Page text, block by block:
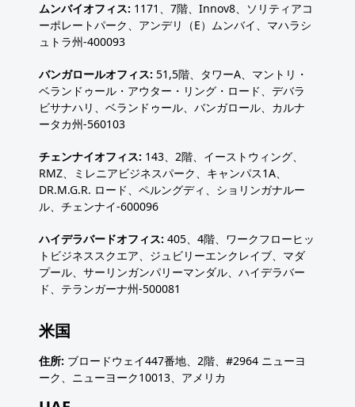
ムンバイオフィス: 1171、7階、Innov8、ソリティアコ
ーポレートパーク、アンデリ（E）ムンバイ、マハラシ
ュトラ州-400093
バンガロールオフィス: 51,5階、タワーA、マントリ・
ベランドゥール・アウター・リング・ロード、デバラ
ビサナハリ、ベランドゥール、バンガロール、カルナ
ータカ州-560103
チェンナイオフィス: 143、2階、イーストウィング、
RMZ、ミレニアビジネスパーク、キャンパス1A、
DR.M.G.R. ロード、ペルングディ、ショリンガナルー
ル、チェンナイ-600096
ハイデラバードオフィス: 405、4階、ワークフローヒッ
トビジネススクエア、ジュビリーエンクレイブ、マダ
プール、サーリンガンパリーマンダル、ハイデラバー
ド、テランガーナ州-500081
米国
住所: ブロードウェイ447番地、2階、#2964 ニューヨ
ーク、ニューヨーク10013、アメリカ